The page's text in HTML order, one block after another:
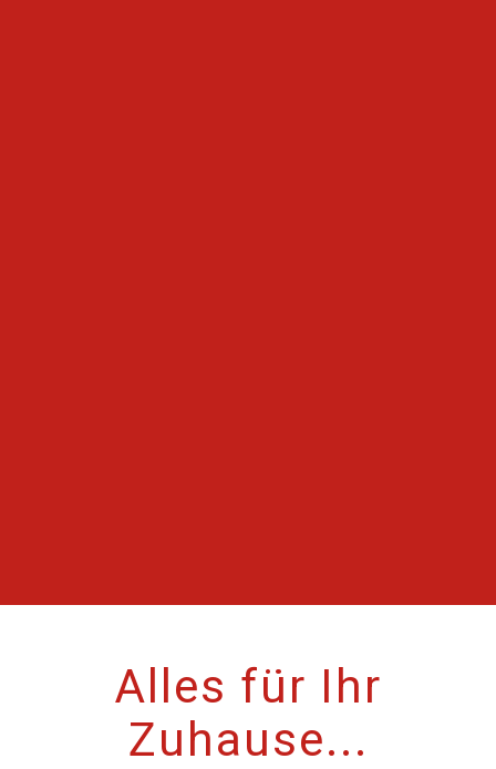
Alles für Ihr
Zuhause...